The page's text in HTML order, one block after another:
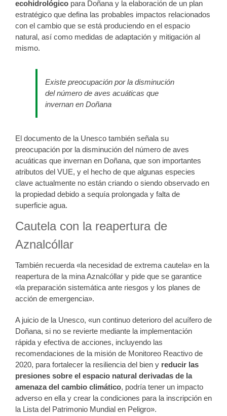
ecohidrológico para Doñana y la elaboración de un plan
estratégico que defina las probables impactos relacionados
con el cambio que se está produciendo en el espacio
natural, así como medidas de adaptación y mitigación al
mismo.
Existe preocupación por la disminución
del número de aves acuáticas que
invernan en Doñana
El documento de la Unesco también señala su
preocupación por la disminución del número de aves
acuáticas que invernan en Doñana, que son importantes
atributos del VUE, y el hecho de que algunas especies
clave actualmente no están criando o siendo observado en
la propiedad debido a sequía prolongada y falta de
superficie agua.
Cautela con la reapertura de
Aznalcóllar
También recuerda «la necesidad de extrema cautela» en la
reapertura de la mina Aznalcóllar y pide que se garantice
«la preparación sistemática ante riesgos y los planes de
acción de emergencia».
A juicio de la Unesco, «un continuo deterioro del acuífero de
Doñana, si no se revierte mediante la implementación
rápida y efectiva de acciones, incluyendo las
recomendaciones de la misión de Monitoreo Reactivo de
2020, para fortalecer la resiliencia del bien y reducir las
presiones sobre el espacio natural derivadas de la
amenaza del cambio climático, podría tener un impacto
adverso en ella y crear la condiciones para la inscripción en
la Lista del Patrimonio Mundial en Peligro».